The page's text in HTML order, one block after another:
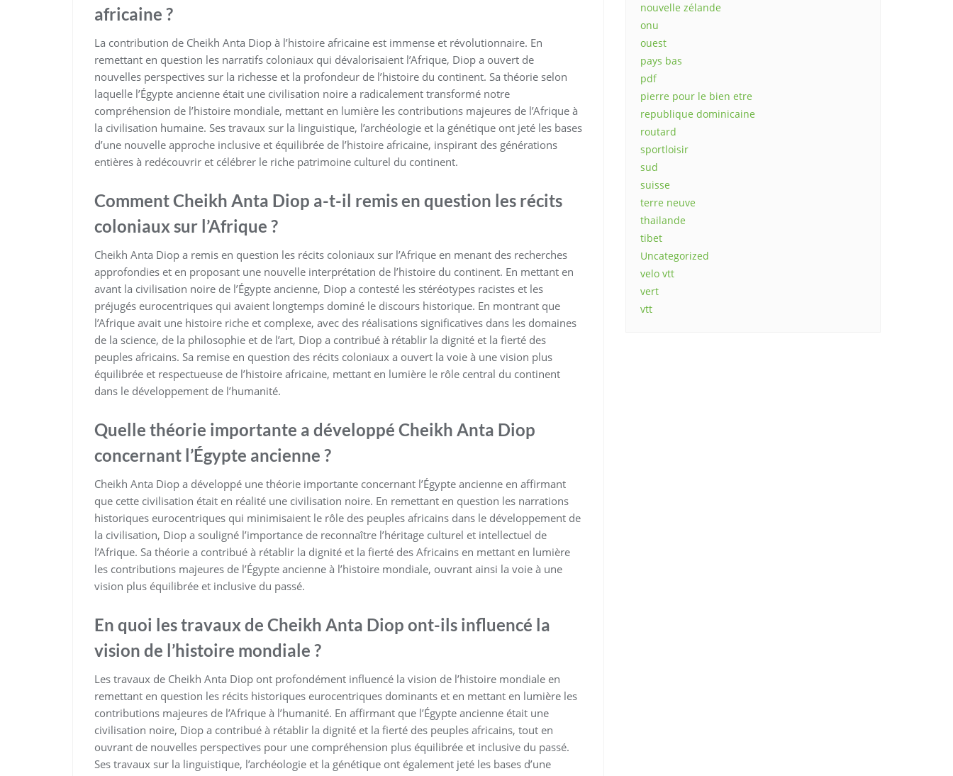
africaine ?
La contribution de Cheikh Anta Diop à l’histoire africaine est immense et révolutionnaire. En
remettant en question les narratifs coloniaux qui dévalorisaient l’Afrique, Diop a ouvert de
nouvelles perspectives sur la richesse et la profondeur de l’histoire du continent. Sa théorie selon
laquelle l’Égypte ancienne était une civilisation noire a radicalement transformé notre
compréhension de l’histoire mondiale, mettant en lumière les contributions majeures de l’Afrique à
la civilisation humaine. Ses travaux sur la linguistique, l’archéologie et la génétique ont jeté les bases
d’une nouvelle approche inclusive et équilibrée de l’histoire africaine, inspirant des générations
entières à redécouvrir et célébrer le riche patrimoine culturel du continent.
Comment Cheikh Anta Diop a-t-il remis en question les récits
coloniaux sur l’Afrique ?
Cheikh Anta Diop a remis en question les récits coloniaux sur l’Afrique en menant des recherches
approfondies et en proposant une nouvelle interprétation de l’histoire du continent. En mettant en
avant la civilisation noire de l’Égypte ancienne, Diop a contesté les stéréotypes racistes et les
préjugés eurocentriques qui avaient longtemps dominé le discours historique. En montrant que
l’Afrique avait une histoire riche et complexe, avec des réalisations significatives dans les domaines
de la science, de la philosophie et de l’art, Diop a contribué à rétablir la dignité et la fierté des
peuples africains. Sa remise en question des récits coloniaux a ouvert la voie à une vision plus
équilibrée et respectueuse de l’histoire africaine, mettant en lumière le rôle central du continent
dans le développement de l’humanité.
Quelle théorie importante a développé Cheikh Anta Diop
concernant l’Égypte ancienne ?
Cheikh Anta Diop a développé une théorie importante concernant l’Égypte ancienne en affirmant
que cette civilisation était en réalité une civilisation noire. En remettant en question les narrations
historiques eurocentriques qui minimisaient le rôle des peuples africains dans le développement de
la civilisation, Diop a souligné l’importance de reconnaître l’héritage culturel et intellectuel de
l’Afrique. Sa théorie a contribué à rétablir la dignité et la fierté des Africains en mettant en lumière
les contributions majeures de l’Égypte ancienne à l’histoire mondiale, ouvrant ainsi la voie à une
vision plus équilibrée et inclusive du passé.
En quoi les travaux de Cheikh Anta Diop ont-ils influencé la
vision de l’histoire mondiale ?
Les travaux de Cheikh Anta Diop ont profondément influencé la vision de l’histoire mondiale en
remettant en question les récits historiques eurocentriques dominants et en mettant en lumière les
contributions majeures de l’Afrique à l’humanité. En affirmant que l’Égypte ancienne était une
civilisation noire, Diop a contribué à rétablir la dignité et la fierté des peuples africains, tout en
ouvrant de nouvelles perspectives pour une compréhension plus équilibrée et inclusive du passé.
Ses travaux sur la linguistique, l’archéologie et la génétique ont également jeté les bases d’une
nouvelle zélande
onu
ouest
pays bas
pdf
pierre pour le bien etre
republique dominicaine
routard
sportloisir
sud
suisse
terre neuve
thailande
tibet
Uncategorized
velo vtt
vert
vtt